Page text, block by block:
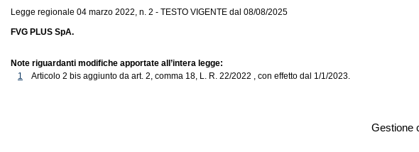
Legge regionale 04 marzo 2022, n. 2 - TESTO VIGENTE dal 08/08/2025
FVG PLUS SpA.
Note riguardanti modifiche apportate all’intera legge:
1
Articolo 2 bis aggiunto da art. 2, comma 18, L. R. 22/2022 , con effetto dal 1/1/2023.
Gestione